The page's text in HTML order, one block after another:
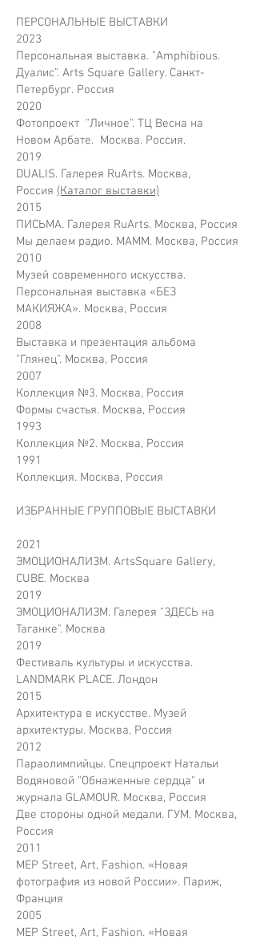
ПЕРСОНАЛЬНЫЕ ВЫСТАВКИ
2023
Персональная выставка. "Amphibious.
Дуалис". Arts Square Gallery. Санкт-
Петербург. Россия
2020
Фотопроект "Личное". ТЦ Весна на
Новом Арбате. Москва. Россия.
2019
DUALIS. Галерея RuArts. Москва,
Россия (Каталог выставки)
2015
ПИСЬМА. Галерея RuArts. Москва, Россия
Мы делаем радио. МАММ. Москва, Россия
2010
Музей современного искусства.
Персональная выставка «БЕЗ
МАКИЯЖА». Москва, Россия
2008
Выставка и презентация альбома
"Глянец". Москва, Россия
2007
Коллекция №3. Москва, Россия
Формы счастья. Москва, Россия
1993
Коллекция №2. Москва, Россия
1991
Коллекция. Москва, Россия
ИЗБРАННЫЕ ГРУППОВЫЕ ВЫСТАВКИ
2021
ЭМОЦИОНАЛИЗМ. ArtsSquare Gallery,
CUBE. Москва
2019
ЭМОЦИОНАЛИЗМ. Галерея "ЗДЕСЬ на
Таганке". Москва
2019
Фестиваль культуры и искусства.
LANDMARK PLACE. Лондон
2015
Архитектура в искусстве. Музей
архитектуры. Москва, Россия
2012
Параолимпийцы. Спецпроект Натальи
Водяновой "Обнаженные сердца" и
журнала GLAMOUR. Москва, Россия
Две стороны одной медали. ГУМ. Москва,
Россия
2011
MEP Street, Art, Fashion. «Новая
фотография из новой России». Париж,
Франция
2005
MEP Street, Art, Fashion. «Новая